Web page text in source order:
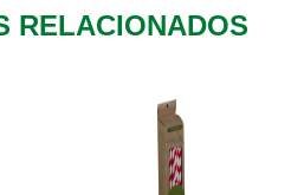
RELACIONADOS